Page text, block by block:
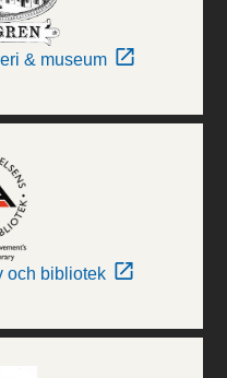
& museum
och bibliotek